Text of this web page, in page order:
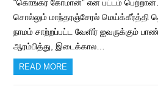
“கொங்கர் கோமான்” என பட்டம்
சொல்லும் மாந்தரஞ்சேரல் மெய்க்கீர்த்தி
நாமம் சாற்றப்பட்ட வேளிர் ஐவருக்கும்
ஆரம்பித்து, இடைக்கால…
READ MORE